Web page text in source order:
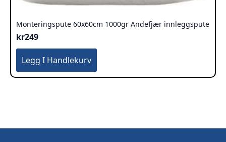
Monteringspute 60x60cm 1000gr Andefjær innleggspute
kr249
Legg I Handlekurv